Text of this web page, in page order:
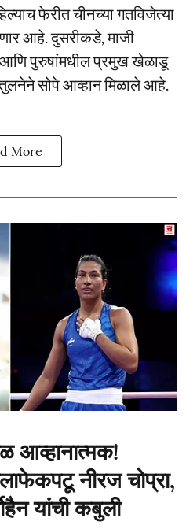
फेरीत चीनच्या गतविजेत्या
आहे. दुसरीकडे, माजी
आणि पुरुषांमधील प्रमुख खेळाडू
तुलनेने सोपे आव्हान मिळाले आहे.
More
आव्हानात्मक!
नीरज चोप्रा,
यांची कबुली